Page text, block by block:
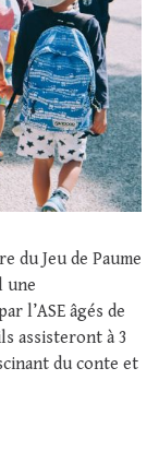
du Jeu de Paume
une
l’ASE âgés de
assisteront à 3
du conte et